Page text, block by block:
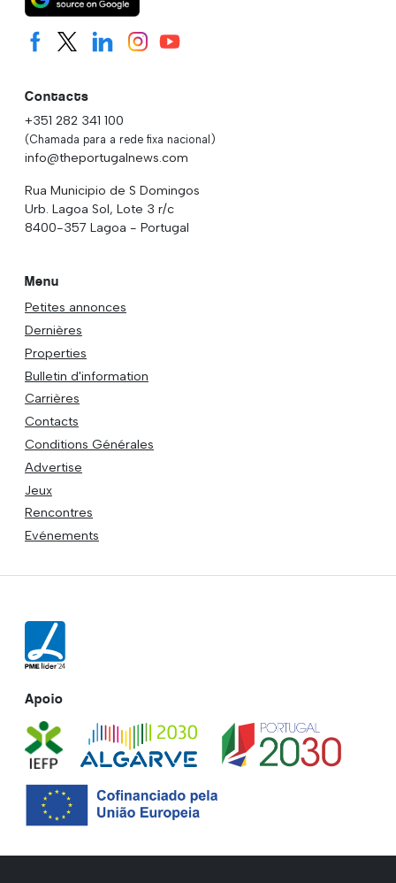
Contacts
+351 282 341 100
(Chamada para a rede fixa nacional)
info@theportugalnews.com
Rua Municipio de S Domingos
Urb. Lagoa Sol, Lote 3 r/c
8400-357 Lagoa - Portugal
Menu
Petites annonces
Dernières
Properties
Bulletin d'information
Carrières
Contacts
Conditions Générales
Advertise
Jeux
Rencontres
Evénements
Apoio